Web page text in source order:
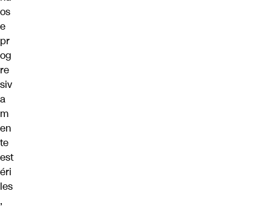
os
e
pr
og
re
siv
a
m
en
te
est
éri
les
,